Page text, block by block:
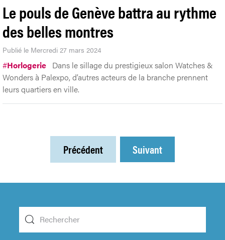
Le pouls de Genève battra au rythme
des belles montres
Publié le Mercredi 27 mars 2024
#Horlogerie Dans le sillage du prestigieux salon Watches &
Wonders à Palexpo, d’autres acteurs de la branche prennent
leurs quartiers en ville.
Précédent Suivant